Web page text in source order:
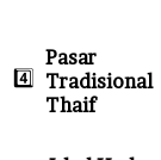
4️⃣
Pasar
Tradisional
Thaif